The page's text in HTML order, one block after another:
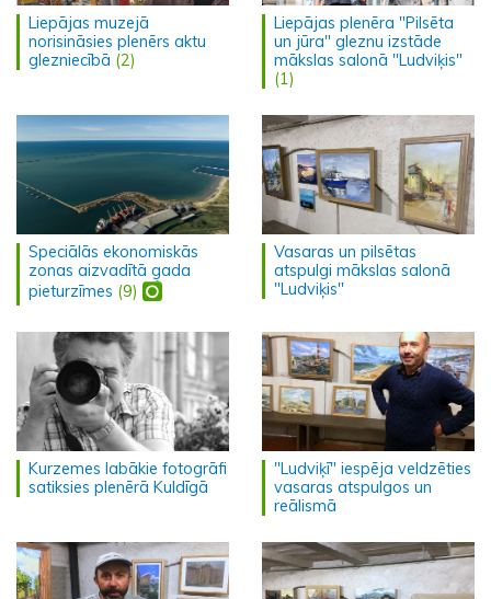
Liepājas muzejā
norisināsies plenērs aktu
glezniecībā (2)
Liepājas plenēra "Pilsēta
un jūra" gleznu izstāde
mākslas salonā "Ludviķis"
(1)
Speciālās ekonomiskās
zonas aizvadītā gada
pieturzīmes (9)
Vasaras un pilsētas
atspulgi mākslas salonā
"Ludviķis"
Kurzemes labākie fotogrāfi
satiksies plenērā Kuldīgā
"Ludviķī" iespēja veldzēties
vasaras atspulgos un
reālismā